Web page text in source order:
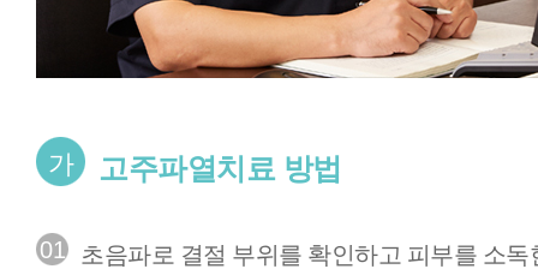
가 고주파열치료 방법
01
초음파로 결절 부위를 확인하고 피부를 소